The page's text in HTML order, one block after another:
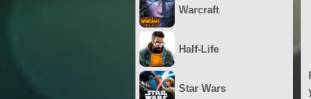
Warcraft
Half-Life
Star Wars